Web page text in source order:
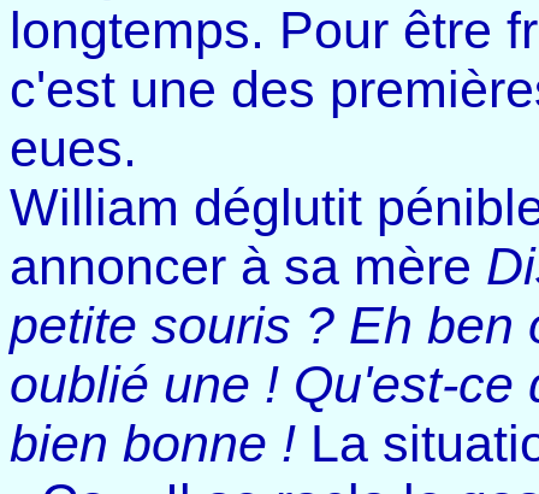
longtemps. Pour être
c'est une des
eues.
William déglutit
annoncer à sa mère
petite souris ? Eh ben
oublié une ! Qu'est-ce
bien bonne ! La